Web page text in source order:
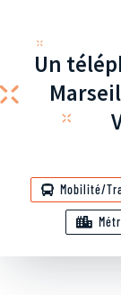
Un
Mobilité/